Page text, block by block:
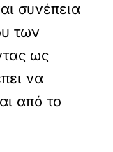
συνέπεια
των
ως
να
από το